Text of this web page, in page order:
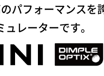
パフォーマンスを
レーターです。